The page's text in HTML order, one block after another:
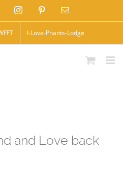
InstagramPinterestEmail
I-Love-Phants-Lodge
and Love back